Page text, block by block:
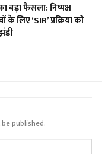
बड़ा फैसला: निष्पक्ष
के लिए ‘SIR’ प्रक्रिया को
published.